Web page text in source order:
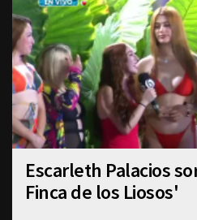
Escarleth Palacios
Finca de los Liosos'